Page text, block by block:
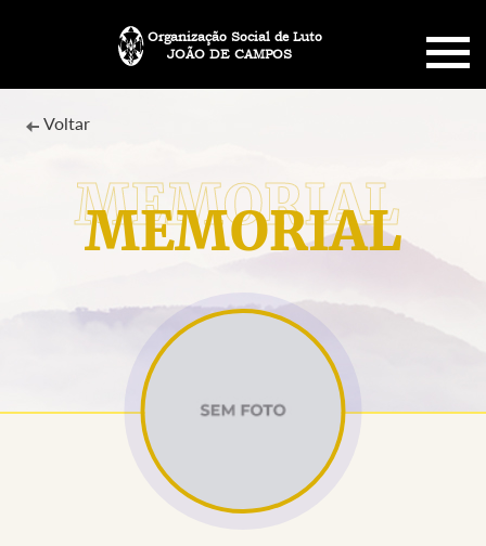
JOÃO DE CAMPOS
Organização Social de Luto
SOBRE NÓS
PLANO FUNERÁRIO
MENSAGENS
MEMORIAL
Voltar